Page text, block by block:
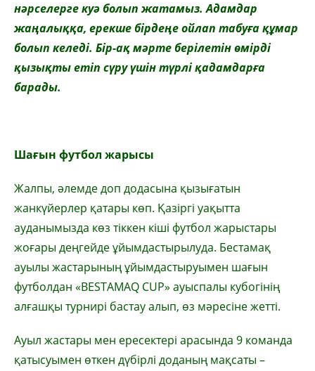
нәрселерге куә болып жатамыз. Адамдар
жаңалыққа, ерекше бірдеңе ойлап табуға құмар
болып келеді. Бір-ақ мәрте берілетін өмірді
қызықты етіп сүру үшін түрлі қадамдарға
барады.
Шағын футбол жарысы
Жалпы, әлемде доп додасына қызығатын
жанкүйерлер қатары көп. Қазіргі уақытта
ауданымызда көз тіккен кіші футбол жарыстары
жоғары деңгейде ұйымдастырылуда. Бестамақ
ауылы жастарының ұйымдастыруымен шағын
футболдан «BESTAMAQ CUP» ауыспалы кубогінің
алғашқы турнирі бастау алып, өз мәресіне жетті.
Ауыл жастары мен ересектері арасында 9 команда
қатысуымен өткен дүбірлі доданың мақсаты –